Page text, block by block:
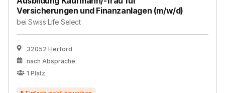
Versicherungen und Finanzanlagen (m/w/d)
beiSwiss Life Select
32052 Herford
nach Absprache
1 Platz